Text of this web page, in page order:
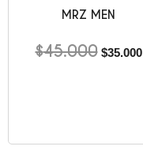
MRZ MEN
$45.000 $35.000